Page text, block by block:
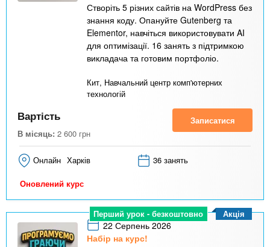
Створіть 5 різних сайтів на WordPress без
знання коду. Опануйте Gutenberg та
Elementor, навчіться використовувати AI
для оптимізації. 16 занять з підтримкою
викладача та готовим портфоліо.
Кит, Навчальний центр комп'ютерних
технологій
Вартість
В місяць: 2 600 грн
Записатися
Онлайн Харків 36 занять
Оновлений курс
Перший урок - безкоштовно
22 Серпень 2026
Набір на курс!
Акція